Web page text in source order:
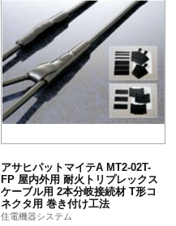
アサヒパットマイテA MT2-02T-
FP 屋内外用 耐火トリプレックス
ケーブル用 2本分岐接続材 T形コ
ネクタ用 巻き付け工法
住電機器システム